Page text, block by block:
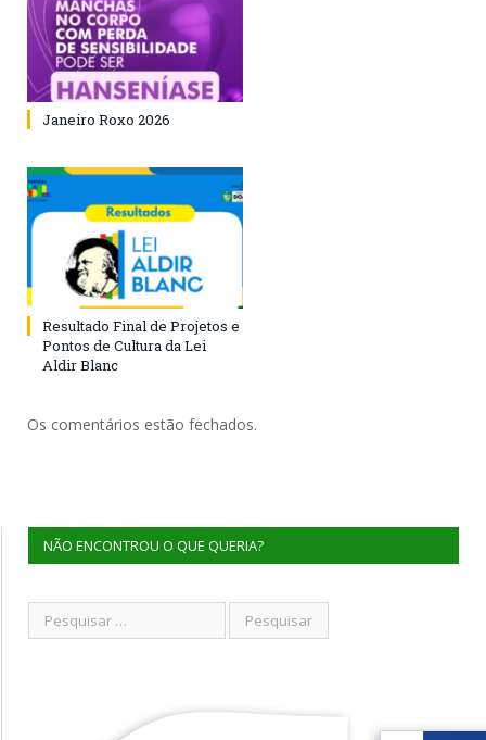
Janeiro Roxo 2026
Resultado Final de Projetos e
Pontos de Cultura da Lei
Aldir Blanc
Os comentários estão fechados.
NÃO ENCONTROU O QUE QUERIA?